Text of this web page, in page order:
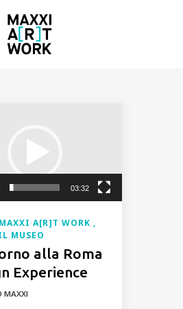
03:32
MAXXI A[R]T WORK
MUSEO
alla Roma
Experience
MAXXI